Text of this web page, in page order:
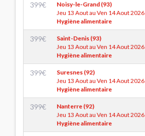
399€
Noisy-le-Grand (93)
Jeu 13 Aout au Ven 14 Aout 2026
Hygiène alimentaire
399€
Saint-Denis (93)
Jeu 13 Aout au Ven 14 Aout 2026
Hygiène alimentaire
399€
Suresnes (92)
Jeu 13 Aout au Ven 14 Aout 2026
Hygiène alimentaire
399€
Nanterre (92)
Jeu 13 Aout au Ven 14 Aout 2026
Hygiène alimentaire